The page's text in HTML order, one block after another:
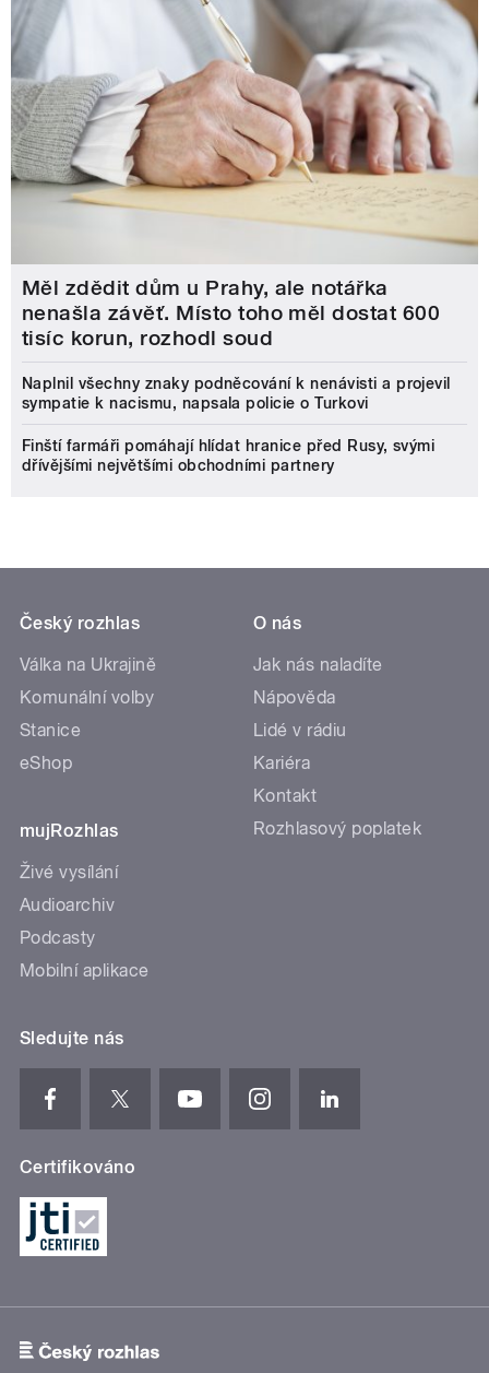
Měl zdědit dům u Prahy, ale notářka
nenašla závěť. Místo toho měl dostat 600
tisíc korun, rozhodl soud
Naplnil všechny znaky podněcování k nenávisti a projevil
sympatie k nacismu, napsala policie o Turkovi
Finští farmáři pomáhají hlídat hranice před Rusy, svými
dřívějšími největšími obchodními partnery
Český rozhlas
Válka na Ukrajině
Komunální volby
Stanice
eShop
mujRozhlas
Živé vysílání
Audioarchiv
Podcasty
Mobilní aplikace
O nás
Jak nás naladíte
Nápověda
Lidé v rádiu
Kariéra
Kontakt
Rozhlasový poplatek
Sledujte nás
Certifikováno